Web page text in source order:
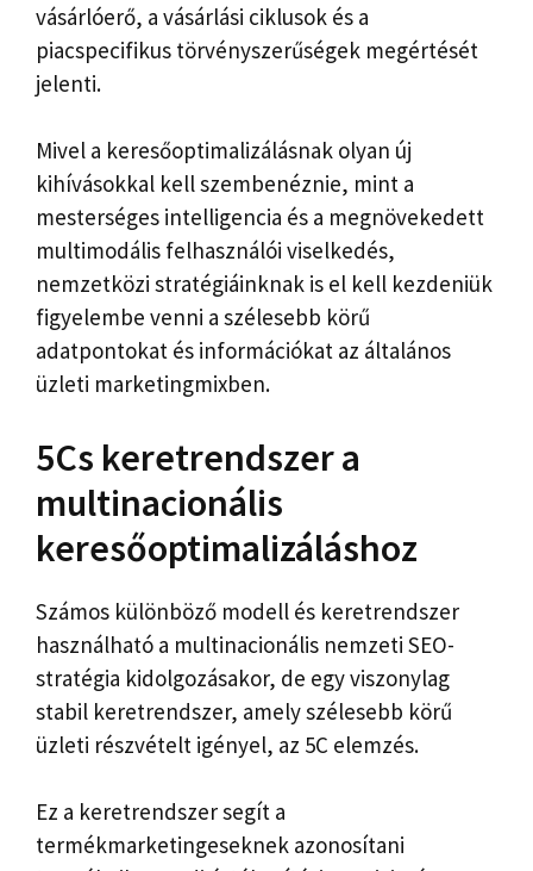
vásárlóerő, a vásárlási ciklusok és a
piacspecifikus törvényszerűségek megértését
jelenti.
Mivel a keresőoptimalizálásnak olyan új
kihívásokkal kell szembenéznie, mint a
mesterséges intelligencia és a megnövekedett
multimodális felhasználói viselkedés,
nemzetközi stratégiáinknak is el kell kezdeniük
figyelembe venni a szélesebb körű
adatpontokat és információkat az általános
üzleti marketingmixben.
5Cs keretrendszer a
multinacionális
keresőoptimalizáláshoz
Számos különböző modell és keretrendszer
használható a multinacionális nemzeti SEO-
stratégia kidolgozásakor, de egy viszonylag
stabil keretrendszer, amely szélesebb körű
üzleti részvételt igényel, az 5C elemzés.
Ez a keretrendszer segít a
termékmarketingeseknek azonosítani